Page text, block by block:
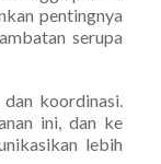
pentingnya
serupa
koordinasi.
ini, dan ke
lebih